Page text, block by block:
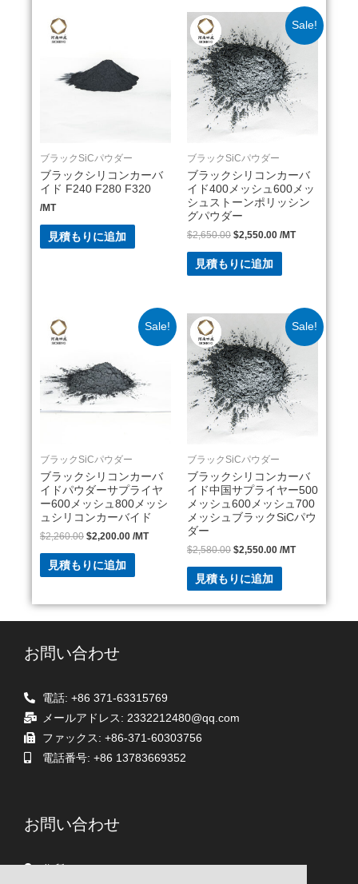
ブラックSiCパウダー
ブラックシリコンカーバ
イド F240 F280 F320
/MT
見積もりに追加
Sale!
ブラックSiCパウダー
ブラックシリコンカーバ
イド400メッシュ600メッ
シュストーンポリッシン
グパウダー
$2,650.00 $2,550.00 /MT
見積もりに追加
Sale!
ブラックSiCパウダー
ブラックシリコンカーバ
イドパウダーサプライヤ
ー600メッシュ800メッシ
ュシリコンカーバイド
$2,260.00 $2,200.00 /MT
見積もりに追加
Sale!
ブラックSiCパウダー
ブラックシリコンカーバ
イド中国サプライヤー500
メッシュ600メッシュ700
メッシュブラックSiCパウ
ダー
$2,580.00 $2,550.00 /MT
見積もりに追加
お問い合わせ
電話: +86 371-63315769
メールアドレス: 2332212480@qq.com
ファックス: +86-371-60303756
電話番号: +86 13783669352
お問い合わせ